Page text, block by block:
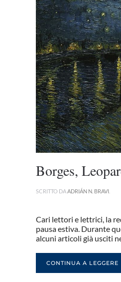
Borges,
SCRITTO DAADRIÁN N. BRAVI
Cari lettori e lettrici, la
pausa estiva. Durante
alcuni articoli già usciti
CONTINUA A LEGGERE